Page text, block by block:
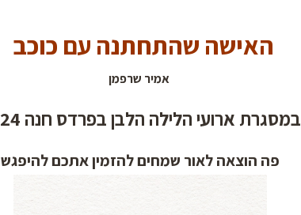
האישה שהתחתנה עם כוכב
אמיר שרפמן
במסגרת ארועי הלילה הלבן בפרדס חנה 2024
פה הוצאה לאור שמחים להזמין אתכם להיפגש